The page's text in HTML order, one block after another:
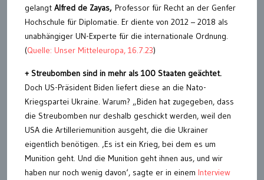
gelangt Alfred de Zayas, Professor für Recht an der Genfer
Hochschule für Diplomatie. Er diente von 2012 – 2018 als
unabhängiger UN-Experte für die internationale Ordnung.
(Quelle: Unser Mitteleuropa, 16.7.23)
+ Streubomben sind in mehr als 100 Staaten geächtet.
Doch US-Präsident Biden liefert diese an die Nato-
Kriegspartei Ukraine. Warum? „Biden hat zugegeben, dass
die Streubomben nur deshalb geschickt werden, weil den
USA die Artilleriemunition ausgeht, die die Ukrainer
eigentlich benötigen. ‚Es ist ein Krieg, bei dem es um
Munition geht. Und die Munition geht ihnen aus, und wir
haben nur noch wenig davon‘, sagte er in einem Interview